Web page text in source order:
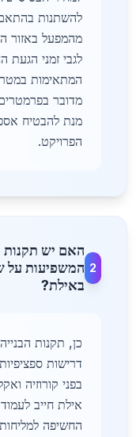
להשתנות
מהמפעל באזור
לגבי זמני הגעת
המתאימות
מדובר
מנת להבטיח
הפרויקט.
2
האם יש תקנות
המשפיעות על
באילת?
כן, תקנות
דרישות
בפני קורוזיה
אילת חייב
החשיפה